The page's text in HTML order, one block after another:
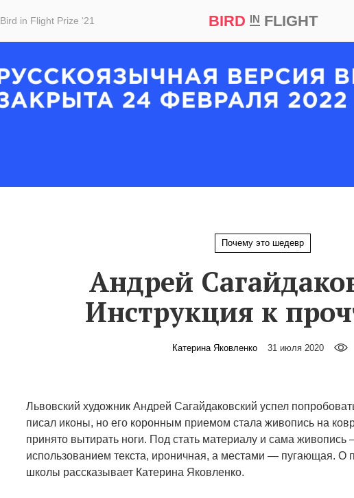
Bird in Flight Prize ‘21 BIRD INFLIGHT
Почему это шедевр
Андрей
Инструкция к
Катерина Яковленко 31 июля 2020
Львовский художник Андрей Сагайдаковский успел
писал иконы, но его коронным приемом стала живопись на
принято вытирать ноги. Под стать материалу и сама
использованием текста, ироничная, а местами — пугающая. О
школы рассказывает Катерина Яковленко.